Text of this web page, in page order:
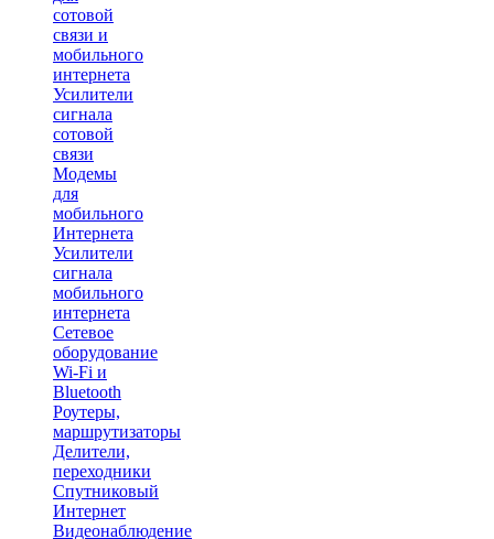
сотовой
связи и
мобильного
интернета
Усилители
сигнала
сотовой
связи
Модемы
для
мобильного
Интернета
Усилители
сигнала
мобильного
интернета
Сетевое
оборудование
Wi-Fi и
Bluetooth
Роутеры,
маршрутизаторы
Делители,
переходники
Спутниковый
Интернет
Видеонаблюдение